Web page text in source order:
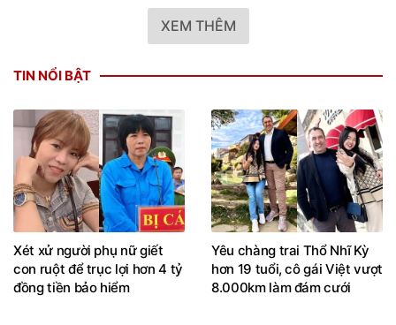
XEM THÊM
TIN NỔI BẬT
Xét xử người phụ nữ giết
con ruột để trục lợi hơn 4 tỷ
đồng tiền bảo hiểm
Yêu chàng trai Thổ Nhĩ Kỳ
hơn 19 tuổi, cô gái Việt vượt
8.000km làm đám cưới